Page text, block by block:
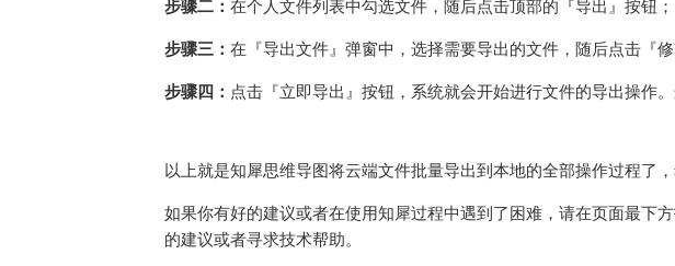
步骤二： 在个人文件列表中勾选文件，随后点击顶部的『导出』按钮；
步骤三： 在『导出文件』弹窗中，选择需要导出的文件，随后点击『
步骤四： 点击『立即导出』按钮，系统就会开始进行文件的导出操作
以上就是知犀思维导图将云端文件批量导出到本地的全部操作过程了
如果你有好的建议或者在使用知犀过程中遇到了困难，请在页面最下
的建议或者寻求技术帮助。